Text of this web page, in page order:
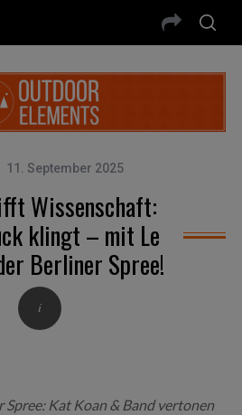
11. September 2025
Wissenschaft:
klingt – mit Le
Berliner Spree!
Spree: Kat Koan & Band vertonen